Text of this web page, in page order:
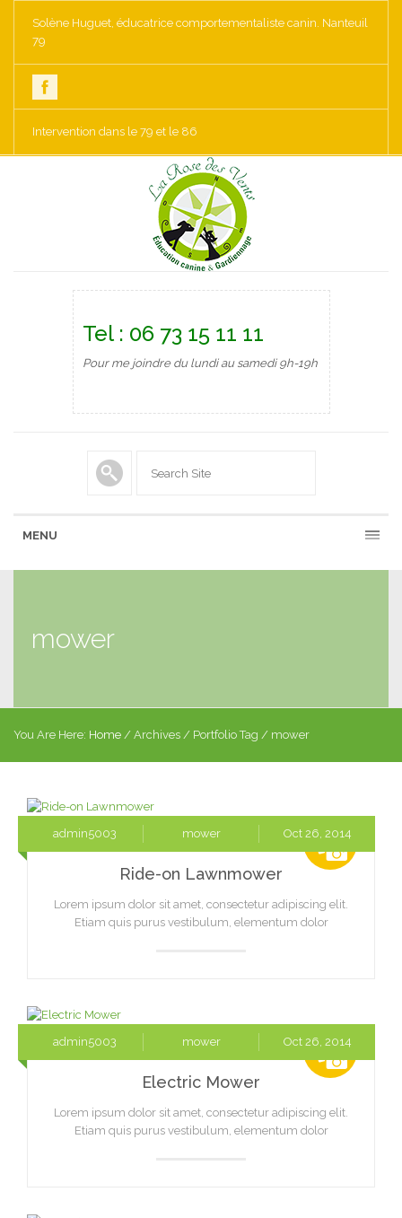
Solène Huguet, éducatrice comportementaliste canin. Nanteuil
79
Intervention dans le 79 et le 86
Tel : 06 73 15 11 11
Pour me joindre du lundi au samedi 9h-19h
MENU
mower
You Are Here: Home / Archives / Portfolio Tag / mower
admin5003 mower Oct 26, 2014
Ride-on Lawnmower
Lorem ipsum dolor sit amet, consectetur adipiscing elit.
Etiam quis purus vestibulum, elementum dolor
admin5003 mower Oct 26, 2014
Electric Mower
Lorem ipsum dolor sit amet, consectetur adipiscing elit.
Etiam quis purus vestibulum, elementum dolor